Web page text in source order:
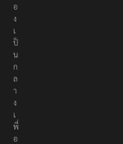
ต้
อ
ง
เ
ป็
น
ก
ล
า
ง
เ
พื่